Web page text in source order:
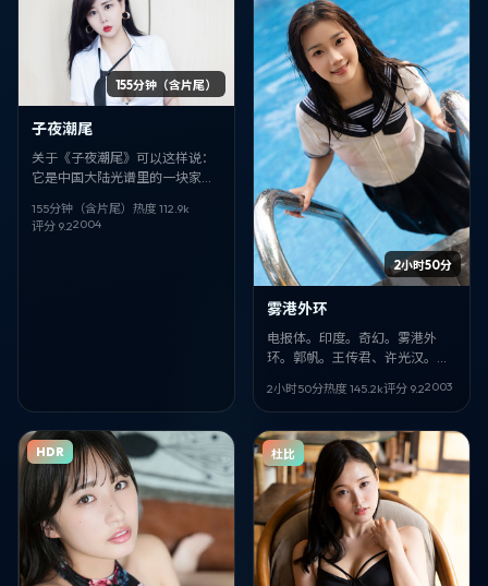
155分钟（含片尾）
子夜潮尾
关于《子夜潮尾》可以这样说：
它是中国大陆光谱里的一块家庭
文牧野 执导；你最先该注意的是
李现、黄渤 的眼神戏。全阵容包
155分钟（含片尾） 热度 112.9k
评分 9.22004
2小时50分
雾港外环
电报体。印度。奇幻。雾港外
环。郭帆。王传君、许光汉。
2小时50分热度 145.2k评分 9.22003
HDR 杜比